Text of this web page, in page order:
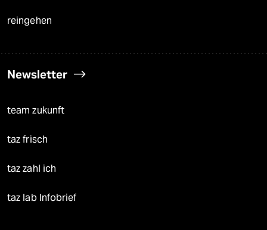
reingehen
Newsletter
team zukunft
taz frisch
taz zahl ich
taz lab Infobrief